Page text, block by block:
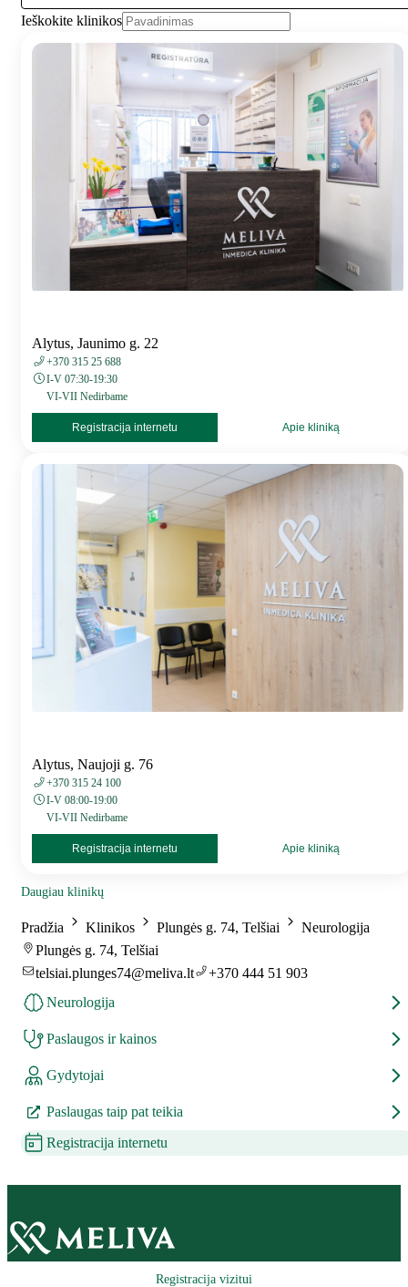
Ieškokite klinikos
Alytus, Jaunimo g. 22
+370 315 25 688
I-V 07:30-19:30
VI-VII Nedirbame
Registracija internetu Apie kliniką
Alytus, Naujoji g. 76
+370 315 24 100
I-V 08:00-19:00
VI-VII Nedirbame
Registracija internetu Apie kliniką
Daugiau klinikų
Pradžia Klinikos Plungės g. 74, Telšiai
Neurologija
Plungės g. 74, Telšiai
telsiai.plunges74@meliva.lt
+370 444 51 903
Neurologija
Paslaugos ir kainos
Gydytojai
Paslaugas taip pat teikia
Registracija internetu
Registracija vizitui